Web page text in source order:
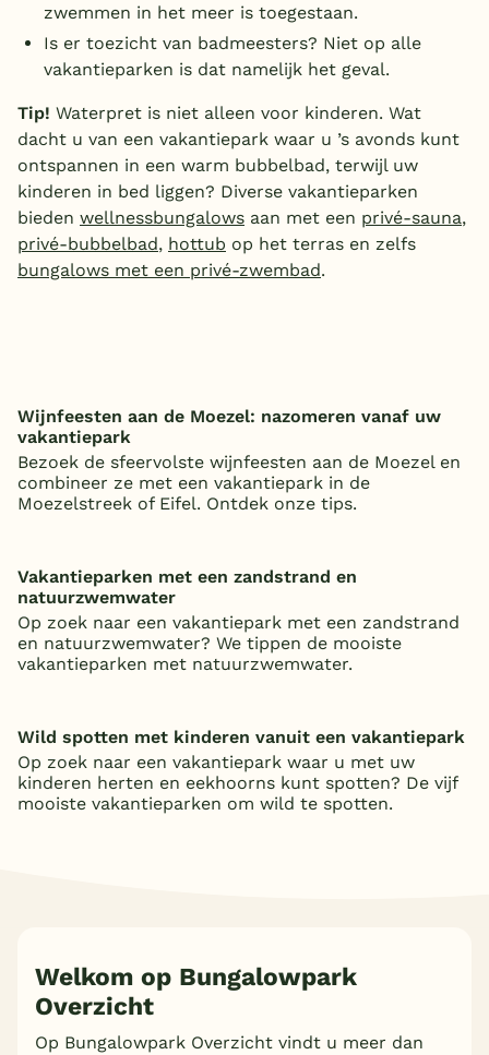
zwemmen in het meer is toegestaan.
Is er toezicht van badmeesters? Niet op alle
vakantieparken is dat namelijk het geval.
Tip! Waterpret is niet alleen voor kinderen. Wat
dacht u van een vakantiepark waar u ’s avonds kunt
ontspannen in een warm bubbelbad, terwijl uw
kinderen in bed liggen? Diverse vakantieparken
bieden wellnessbungalows aan met een privé-sauna,
privé-bubbelbad, hottub op het terras en zelfs
bungalows met een privé-zwembad.
Wijnfeesten aan de Moezel: nazomeren vanaf uw
vakantiepark
Bezoek de sfeervolste wijnfeesten aan de Moezel en
combineer ze met een vakantiepark in de
Moezelstreek of Eifel. Ontdek onze tips.
Vakantieparken met een zandstrand en
natuurzwemwater
Op zoek naar een vakantiepark met een zandstrand
en natuurzwemwater? We tippen de mooiste
vakantieparken met natuurzwemwater.
Wild spotten met kinderen vanuit een vakantiepark
Op zoek naar een vakantiepark waar u met uw
kinderen herten en eekhoorns kunt spotten? De vijf
mooiste vakantieparken om wild te spotten.
Welkom op Bungalowpark
Overzicht
Op Bungalowpark Overzicht vindt u meer dan